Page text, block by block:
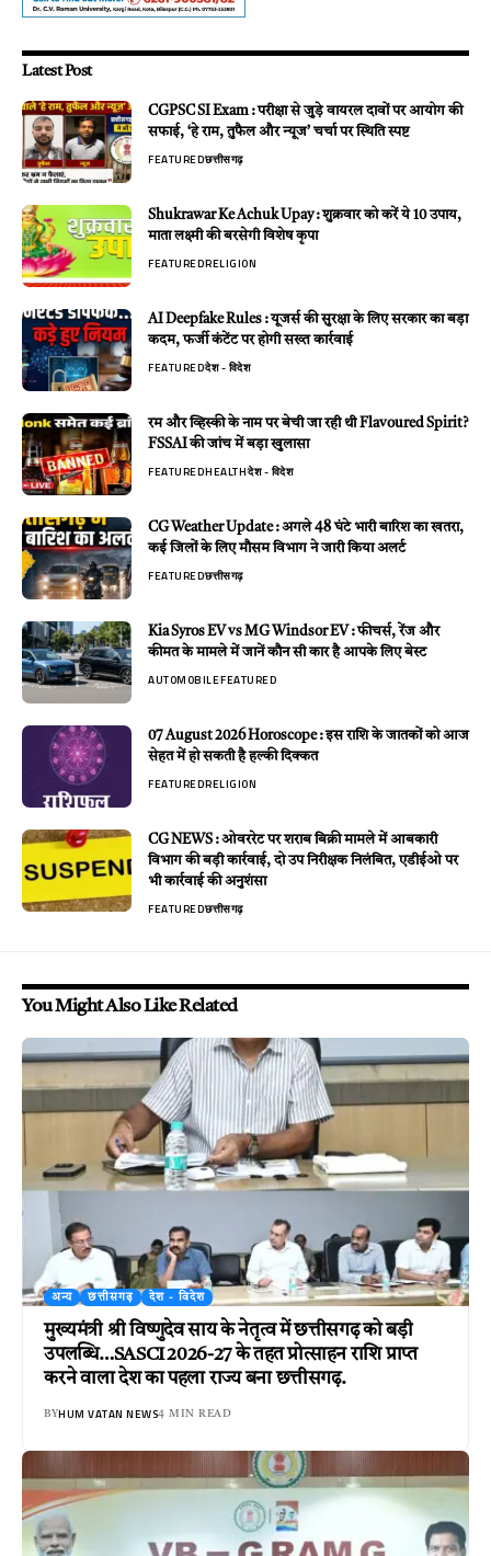
Latest Post
CGPSC SI Exam : परीक्षा से जुड़े वायरल दावों पर आयोग की
सफाई, ‘हे राम, तुफैल और न्यूज’ चर्चा पर स्थिति स्पष्ट
FEATUREDछत्तीसगढ़
Shukrawar Ke Achuk Upay : शुक्रवार को करें ये 10 उपाय,
माता लक्ष्मी की बरसेगी विशेष कृपा
FEATUREDRELIGION
AI Deepfake Rules : यूजर्स की सुरक्षा के लिए सरकार का बड़ा
कदम, फर्जी कंटेंट पर होगी सख्त कार्रवाई
FEATUREDदेश - विदेश
रम और व्हिस्की के नाम पर बेची जा रही थी Flavoured Spirit?
FSSAI की जांच में बड़ा खुलासा
FEATUREDHEALTHदेश - विदेश
CG Weather Update : अगले 48 घंटे भारी बारिश का खतरा,
कई जिलों के लिए मौसम विभाग ने जारी किया अलर्ट
FEATUREDछत्तीसगढ़
Kia Syros EV vs MG Windsor EV : फीचर्स, रेंज और
कीमत के मामले में जानें कौन सी कार है आपके लिए बेस्ट
AUTOMOBILEFEATURED
07 August 2026 Horoscope : इस राशि के जातकों को आज
सेहत में हो सकती है हल्की दिक्कत
FEATUREDRELIGION
CG NEWS : ओवररेट पर शराब बिक्री मामले में आबकारी
विभाग की बड़ी कार्रवाई, दो उप निरीक्षक निलंबित, एडीईओ पर
भी कार्रवाई की अनुशंसा
FEATUREDछत्तीसगढ़
You Might Also Like Related
अन्य छत्तीसगढ़ देश - विदेश
मुख्यमंत्री श्री विष्णुदेव साय के नेतृत्व में छत्तीसगढ़ को बड़ी
उपलब्धि…SASCI 2026-27 के तहत प्रोत्साहन राशि प्राप्त
करने वाला देश का पहला राज्य बना छत्तीसगढ़.
BYHUM VATAN NEWS4 MIN READ